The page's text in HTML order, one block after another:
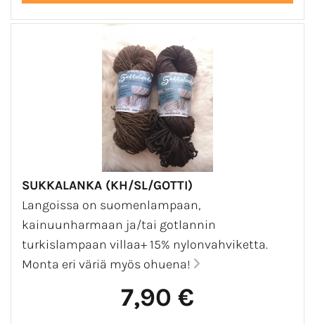
SUKKALANKA (KH/SL/GOTTI)
Langoissa on suomenlampaan,
kainuunharmaan ja/tai gotlannin
turkislampaan villaa+ 15% nylonvahviketta.
Monta eri väriä myös ohuena!
7,90 €